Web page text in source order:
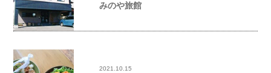
みのや旅館
2021.10.15